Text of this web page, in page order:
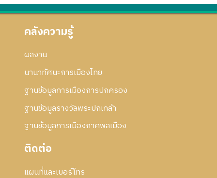
คลังความรู้
ผลงาน
นานาทัศนะการเมืองไทย
ฐานข้อมูลการเมืองการปกครอง
ฐานข้อมูลรางวัลพระปกเกล้า
ฐานข้อมูลการเมืองภาคพลเมือง
ติดต่อ
แผนที่และเบอร์โทร